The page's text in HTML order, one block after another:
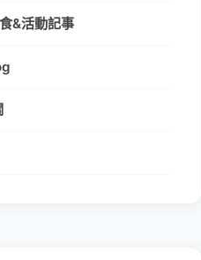
&活動記事